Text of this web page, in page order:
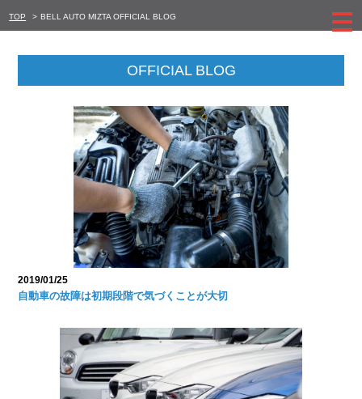
TOP > BELL AUTO MIZTA OFFICIAL BLOG
OFFICIAL BLOG
2019/01/25
自動車の故障は初期段階で気づくことが大切